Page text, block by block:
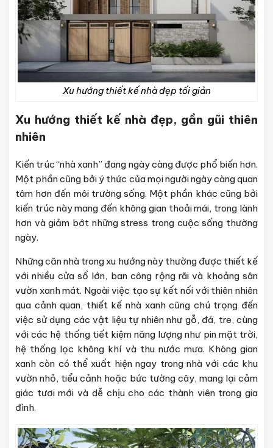
Xu hướng thiết kế nhà đẹp tối giản
Xu hướng thiết kế nhà đẹp, gần gũi thiên
nhiên
Kiến trúc “nhà xanh” đang ngày càng được phổ biến hơn.
Một phần cũng bởi ý thức của mọi người ngày càng quan
tâm hơn đến môi trường sống. Một phần khác cũng bởi
kiến trúc này mang đến không gian thoải mái, trong lành
hơn và giảm bớt những stress trong cuộc sống thường
ngày.
Những căn nhà trong xu hướng này thường được thiết kế
với nhiều cửa sổ lớn, ban công rộng rãi và khoảng sân
vườn xanh mát. Ngoài việc tạo sự kết nối với thiên nhiên
qua cảnh quan, thiết kế nhà xanh cũng chú trọng đến
việc sử dụng các vật liệu tự nhiên như gỗ, đá, tre, cùng
với các hệ thống tiết kiệm năng lượng như pin mặt trời,
hệ thống lọc không khí và thu nước mưa. Không gian
xanh còn có thể xuất hiện ngay trong nhà với các khu
vườn nhỏ, tiểu cảnh hoặc bức tường cây, mang lại cảm
giác tươi mới và dễ chịu cho các thành viên trong gia
đình.